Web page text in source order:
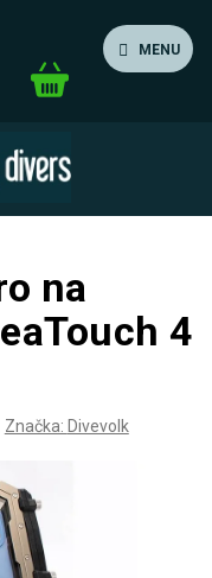
MENU
Nákupní
na
4
Značka: Divevolk